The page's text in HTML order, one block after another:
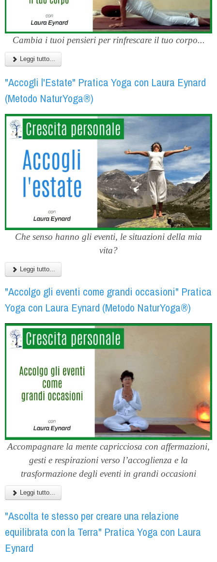
Cambia i tuoi pensieri per rinfrescare il tuo corpo...
Leggi tutto...
"Accogli l'Estate" Pratica Yoga con Laura Eynard
(Metodo NaturYoga®)
Che senso hanno gli eventi, le situazioni della mia
vita?
Leggi tutto...
"Accolgo gli eventi come grandi occasioni" Pratica
Yoga con Laura Eynard (Metodo NaturYoga®)
Accompagnare la mente capricciosa con affermazioni,
gesti e respirazioni verso l’accoglienza e la
trasformazione degli eventi in grandi occasioni
Leggi tutto...
"Ascolta te stesso per creare una relazione
equilibrata con la Terra" Pratica Yoga con Laura
Eynard